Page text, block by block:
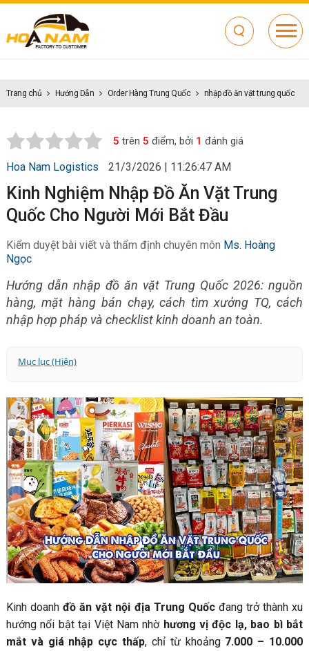
Trang chủ Hướng Dẫn Order Hàng Trung Quốc nhập đồ ăn vặt trung quốc
5 trên 5 điểm, bởi 1 đánh giá
Hoa Nam Logistics 21/3/2026 | 11:26:47 AM
Kinh Nghiệm Nhập Đồ Ăn Vặt Trung
Quốc Cho Người Mới Bắt Đầu
Kiểm duyệt bài viết và thẩm định chuyên môn Ms. Hoàng
Ngọc
Hướng dẫn nhập đồ ăn vặt Trung Quốc 2026: nguồn
hàng, mặt hàng bán chạy, cách tìm xưởng TQ, cách
nhập hợp pháp và checklist kinh doanh an toàn.
Mục lục (Hiện)
Không?
1. Top 4 Nhóm Mặt Hàng "Làm Mưa Làm Gió" Thị Trường
2025
2. Bảng Từ Khóa Tìm Kiếm "Thần Thánh" Cho Dân Buôn
3. Tổng Hợp Link Shop Uy Tín (Cập Nhật 2026)
4. Phân Tích Các Phương Thức Nhập Hàng
5. Lưu Ý "Xương Máu" Để Kinh Doanh Hợp Pháp & An
Toàn
6. Chiến Lược "Ngàn Đơn" Mỗi Ngày
Kinh doanhđồ ăn vặt nội địa Trung Quốcđang trở thành xu
hướng nổi bật tại Việt Nam nhờ hương vị độc lạ, bao bì bắt
mắt và giá nhập cực thấp, chỉ từ khoảng 7.000 – 10.000